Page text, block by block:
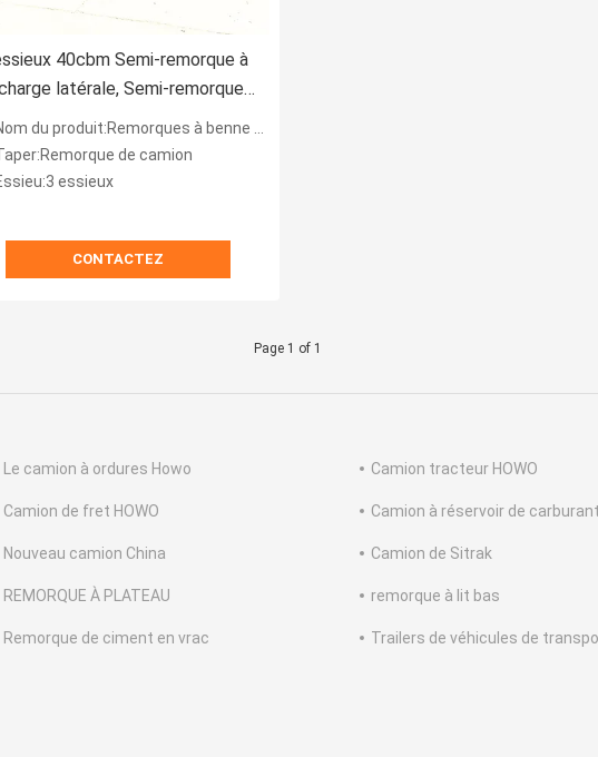
40cbm Semi-remorque à
latérale, Semi-remorque à
latérale
du produit:Remorques à benne basculante
de camion
essieux
CONTACTEZ
Page 1 of 1
Le camion à ordures Howo Camion tracteur HOWO
Camion de fret HOWO Camion à réservoir de carburant
Nouveau camion China Camion de Sitrak
REMORQUE À PLATEAU remorque à lit bas
Remorque de ciment en vrac Trailers de véhicules de